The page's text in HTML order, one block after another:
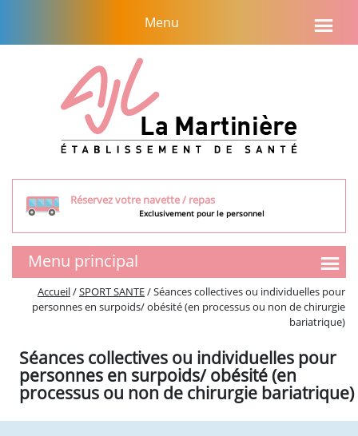
contenu
Menu
Réservez votre navette / repas
Exclusivement pour le personnel
Menu principal
SMR
Présentation de l’équipe
Visite
Vie quotidienne
Les Médicaments
Droits et obligations
Accueil/SPORT SANTE/Séances collectives ou individuelles pour
personnes en surpoids/ obésité (en processus ou non de chirurgie
bariatrique)
Séances collectives ou individuelles pour
personnes en surpoids/ obésité (en
processus ou non de chirurgie bariatrique)